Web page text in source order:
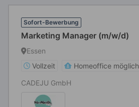
Sofort-Bewerbung
Marketing Manager (m/w/d)
Essen
Vollzeit
Homeoffice möglich
CADEJU GmbH